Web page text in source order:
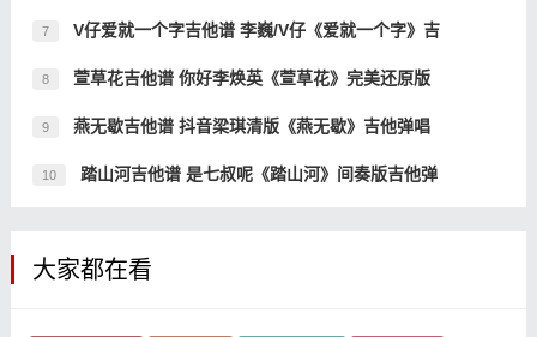
7 V仔爱就一个字吉他谱 李巍/V仔《爱就一个字》吉
8 萱草花吉他谱 你好李焕英《萱草花》完美还原版
9 燕无歇吉他谱 抖音梁琪清版《燕无歇》吉他弹唱
10 踏山河吉他谱 是七叔呢《踏山河》间奏版吉他弹
大家都在看